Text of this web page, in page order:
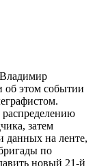
об этом событии
затем
данных на ленте,
по
новый 21-й